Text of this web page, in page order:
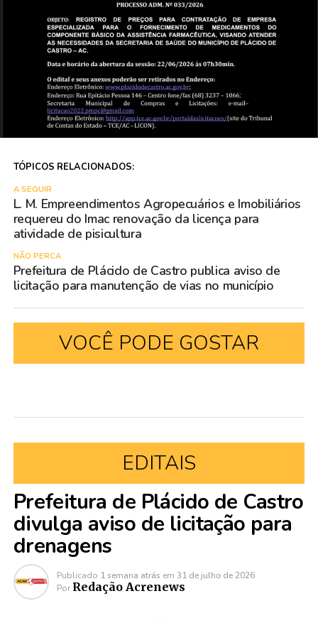
TÓPICOS RELACIONADOS:
A SEGUIR
L. M. Empreendimentos Agropecuários e Imobiliários
requereu do Imac renovação da licença para
atividade de pisicultura
NÃO PERCA
Prefeitura de Plácido de Castro publica aviso de
licitação para manutenção de vias no município
VOCÊ PODE GOSTAR
EDITAIS
Prefeitura de Plácido de Castro
divulga aviso de licitação para
drenagens
Publicado 1 semana atrás em 31 de julho de 2026
Por Redação Acrenews